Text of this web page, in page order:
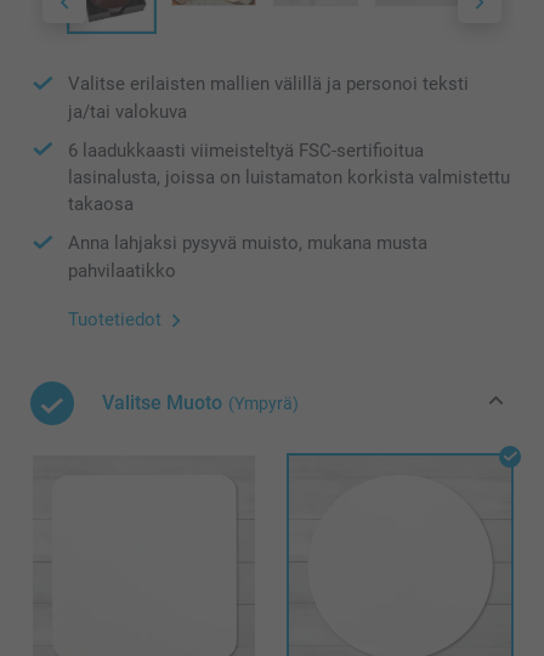
Valitse erilaisten mallien välillä ja personoi teksti
ja/tai valokuva
6 laadukkaasti viimeisteltyä FSC-sertifioitua
lasinalusta, joissa on luistamaton korkista valmistettu
takaosa
Anna lahjaksi pysyvä muisto, mukana musta
pahvilaatikko
Tuotetiedot
Valitse Muoto (Ympyrä)